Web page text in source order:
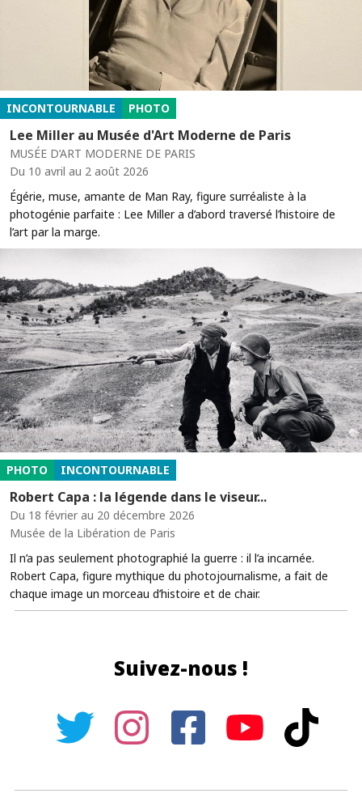
INCONTOURNABLE PHOTO
Lee Miller au Musée d'Art Moderne de Paris
MUSÉE D’ART MODERNE DE PARIS
Du 10 avril au 2 août 2026
Égérie, muse, amante de Man Ray, figure surréaliste à la
photogénie parfaite : Lee Miller a d’abord traversé l’histoire de
l’art par la marge.
PHOTO INCONTOURNABLE
Robert Capa : la légende dans le viseur...
Du 18 février au 20 décembre 2026
Musée de la Libération de Paris
Il n’a pas seulement photographié la guerre : il l’a incarnée.
Robert Capa, figure mythique du photojournalisme, a fait de
chaque image un morceau d’histoire et de chair.
Suivez-nous !